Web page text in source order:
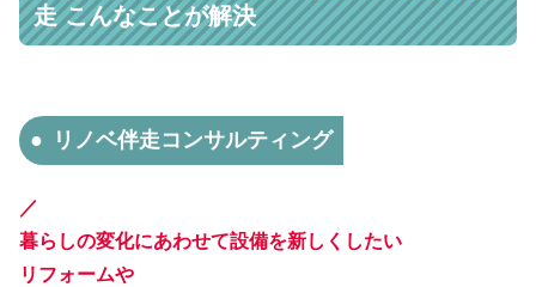
走 こんなことが解決
リノベ伴走コンサルティング
／
暮らしの変化にあわせて設備を新しくしたい
リフォームや